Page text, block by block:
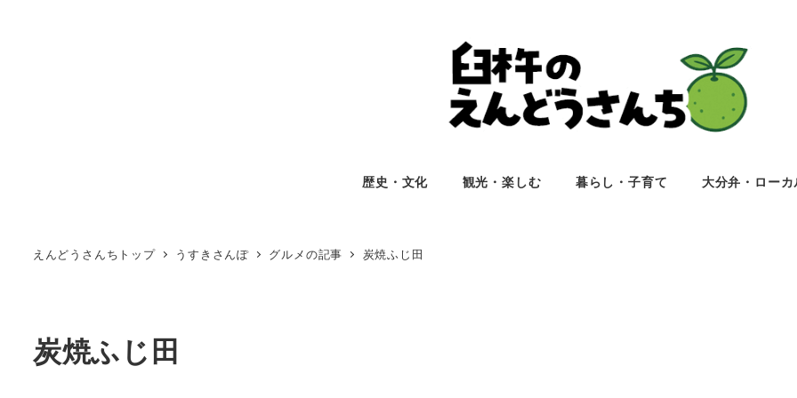
歴史・文化 観光・楽しむ 暮らし・子育て 大分弁・ロー
えんどうさんちトップ うすきさんぽ グルメの記事 炭焼ふじ田
炭焼ふじ田